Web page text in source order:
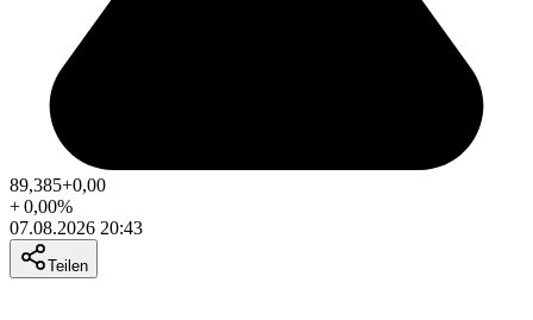
89,385+0,00
+0,00%
07.08.2026 20:43
Teilen